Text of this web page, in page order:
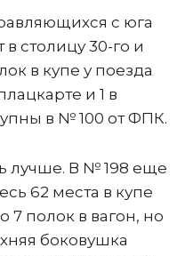
с юга
столицу 30-го и
в купе у поезда
и 1 в
в № 100 от ФПК.
лучше. В № 198 еще
62 места в купе
7 полок в вагон, но
боковушка